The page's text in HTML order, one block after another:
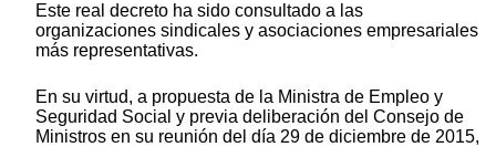
Este real decreto ha sido consultado a las
organizaciones sindicales y asociaciones empresariales
más representativas.
En su virtud, a propuesta de la Ministra de Empleo y
Seguridad Social y previa deliberación del Consejo de
Ministros en su reunión del día 29 de diciembre de 2015,